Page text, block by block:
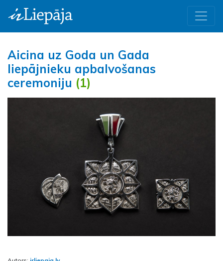
Aicina uz Goda un Gada
liepājnieku apbalvošanas
ceremoniju (1)